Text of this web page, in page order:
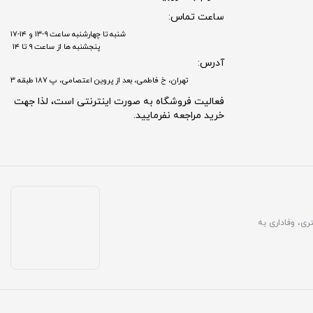
ساعت تماس:
شنبه تا چهارشنبه ساعت ۹-۱۳ و ۱۴-۱۷
پنجشنبه ها از ساعت ۹ تا ۱۴
آدرس:
تهران، خ فاطمی، بعد از پروین اعتصامی، پ 187 طبقه 3
فعالیت فروشگاه به صورت اینترنتی است، لذا جهت
خرید مراجعه نفرمایید.
وفاداری به